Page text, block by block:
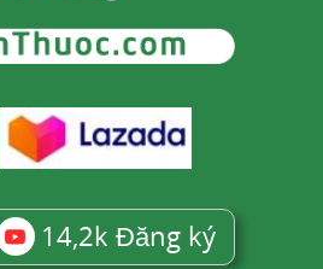
14,2k Đăng ký